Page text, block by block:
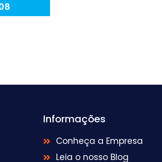
Informações
Conheça a Empresa
Leia o nosso Blog